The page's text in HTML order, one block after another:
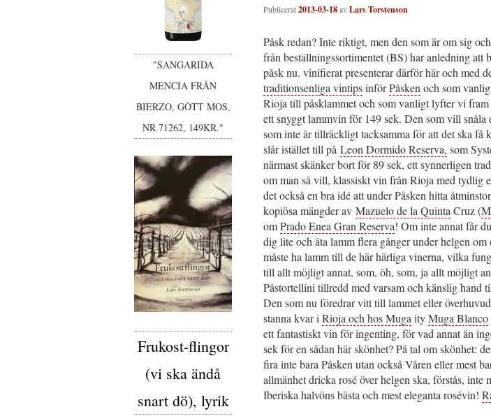
Publicerat2013-03-18avLars Torstenson
Påsk redan? Inte riktigt, men den som är om sig
från beställningssortimentet (BS) har anledning att
påsk nu. vinifierat presenterar därför här och med
traditionsenliga vintipsinförPåsken och som
Rioja till påsklammet och som vanligt lyfter vi fram
ett snyggt lammvin för 149 sek. Den som vill snåla
som inte är tillräckligt tacksamma för att det ska få
slår istället till på Leon Dormido Reserva, som
närmast skänker bort för 89 sek, ett synnerligen
om man så vill, klassiskt vin från Rioja med tydlig
det också en bra idé att under Påsken hitta
kopiösa mängder av Mazuelo de la Quinta Cruz (
omPrado Enea Gran Reserva! Om inte annat får
dig lite och äta lamm flera gånger under helgen om
måste ha lamm till de här härliga vinerna, vilka
till allt möjligt annat, som, öh, som, ja allt möjligt
Påstortellini tillredd med varsam och känslig hand
Den som nu föredrar vitt till lammet eller
stanna kvar i Rioja och hos Muga ityMuga Blanco
ett fantastiskt vin för ingenting, för vad annat än
sek för en sådan här skönhet? På tal om skönhet:
fira inte bara Påsken utan också Våren eller mest
allmänhet dricka rosé över helgen ska, förstås, inte
Iberiska halvöns bästa och mest eleganta rosévin!
"SANGARIDA
MENCIA FRÅN
BIERZO, GÔTT MOS,
NR 71262, 149KR."
Frukost-flingor
(vi ska ändå
snart dö), lyrik